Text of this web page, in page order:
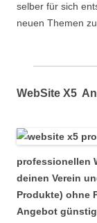
selber für sich
neuen Themen
WebSite X5
professionellen
deinen Verein
Produkte) ohne
Angebot